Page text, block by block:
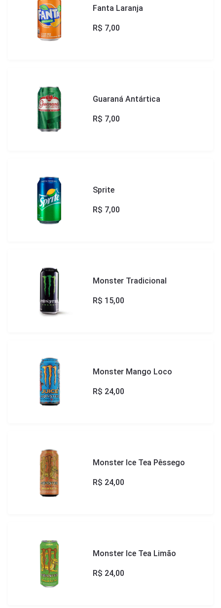
Fanta Laranja
R$ 7,00
Guaraná Antártica
R$ 7,00
Sprite
R$ 7,00
Monster Tradicional
R$ 15,00
Monster Mango Loco
R$ 24,00
Monster Ice Tea Pêssego
R$ 24,00
Monster Ice Tea Limão
R$ 24,00